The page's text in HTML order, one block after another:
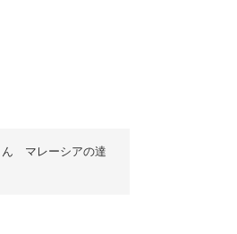
マレーシアの達